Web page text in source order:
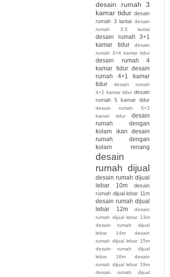
desain rumah 3
kamar tidur desain
rumah 3 lantai desain
rumah 3.5 lantai
desain rumah 3+1
kamar tidur
desain
rumah 3+4 kamar tidur
desain rumah 4
kamar tidur desain
rumah 4+1 kamar
tidur
desain rumah
4+2 kamar tidur desain
rumah 5 kamar tidur
desain rumah 5+2
kamar tidur
desain
rumah dengan
kolam ikan
desain
rumah dengan
kolam renang
desain
rumah dijual
desain rumah dijual
lebar 10m
desain
rumah dijual lebar 11m
desain rumah dijual
lebar 12m
desain
rumah dijual lebar 13m
desain rumah dijual
lebar 14m
desain
rumah dijual lebar 15m
desain rumah dijual
lebar 16m
desain
rumah dijual lebar 19m
desain rumah dijual